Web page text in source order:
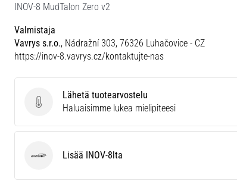
INOV-8 MudTalon Zero v2
Valmistaja
Vavrys s.r.o., Nádražní 303, 76326 Luhačovice - CZ
https://inov-8.vavrys.cz/kontaktujte-nas
Lähetä tuotearvostelu
Lähetä tuotearvostelu
Haluaisimme lukea mielipiteesi
INOV-8Lisää INOV-8lta